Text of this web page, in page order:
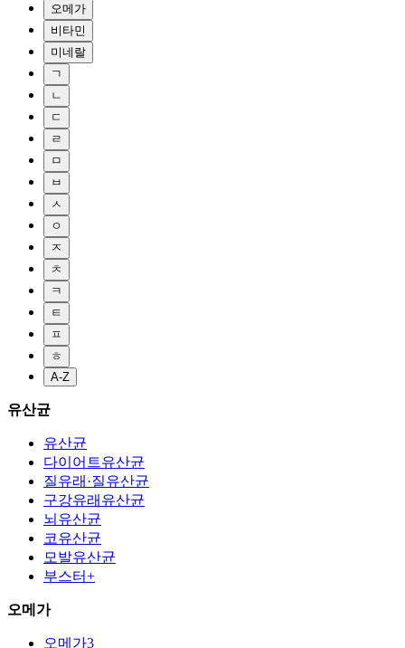
오메가
비타민
미네랄
ㄱ
ㄴ
ㄷ
ㄹ
ㅁ
ㅂ
ㅅ
ㅇ
ㅈ
ㅊ
ㅋ
ㅌ
ㅍ
ㅎ
A-Z
유산균
유산균
다이어트유산균
질유래·질유산균
구강유래유산균
뇌유산균
코유산균
모발유산균
부스터+
오메가
오메가3